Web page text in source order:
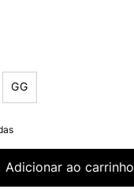
GG
Adicionar ao carrinho